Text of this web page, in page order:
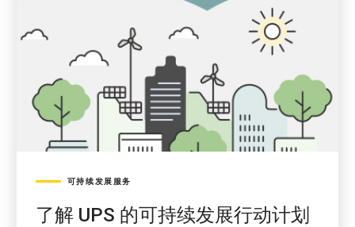
可持续发展服务
了解 UPS 的可持续发展行动计划